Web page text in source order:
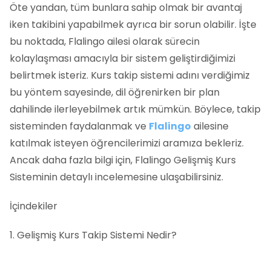
Öte yandan, tüm bunlara sahip olmak bir avantaj
iken takibini yapabilmek ayrıca bir sorun olabilir. İşte
bu noktada, Flalingo ailesi olarak sürecin
kolaylaşması amacıyla bir sistem geliştirdiğimizi
belirtmek isteriz. Kurs takip sistemi adını verdiğimiz
bu yöntem sayesinde, dil öğrenirken bir plan
dahilinde ilerleyebilmek artık mümkün. Böylece, takip
sisteminden faydalanmak ve Flalingo ailesine
katılmak isteyen öğrencilerimizi aramıza bekleriz.
Ancak daha fazla bilgi için, Flalingo Gelişmiş Kurs
Sisteminin detaylı incelemesine ulaşabilirsiniz.
İçindekiler
1. Gelişmiş Kurs Takip Sistemi Nedir?